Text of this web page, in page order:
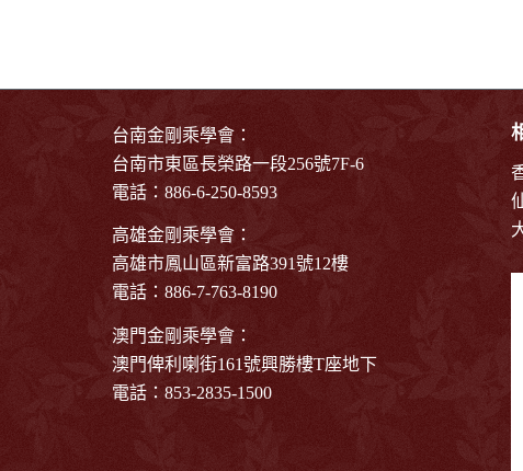
台南金剛乘學會：
台南市東區長榮路一段256號7F-6
電話：886-6-250-8593
高雄金剛乘學會：
高雄市鳳山區新富路391號12樓
電話：886-7-763-8190
澳門金剛乘學會：
澳門俾利喇街161號興勝樓T座地下
電話：853-2835-1500